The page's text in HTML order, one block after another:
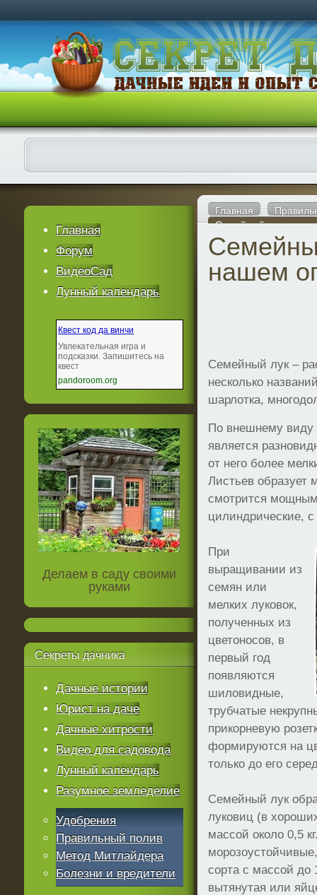
Главная
Семейный лук на
нашем
Семейный лук –
несколько
шарлотка,
По внешнему виду
является
от него более
Листьев образует
смотрится
цилиндрические,
При
выращивании из
семян или
мелких луковок,
полученных из
цветоносов, в
первый год
появляются
шиловидные,
трубчатые
прикорневую
формируются на
только до его
Семейный лук
луковиц (в
массой около 0,5
сорта с массой до
вытянутая или
Главная
Форум
ВидеоСад
Лунный календарь
Квест код да винчи
Увлекательная игра и
подсказки. Запишитесь на
квест
pandoroom.org
Делаем в саду своими
руками
Секреты дачника
Дачные истории
Юрист на даче
Дачные хитрости
Видео для садовода
Лунный календарь
Разумное земледелие
Удобрения
Правильный полив
Метод Митлайдера
Болезни и вредители